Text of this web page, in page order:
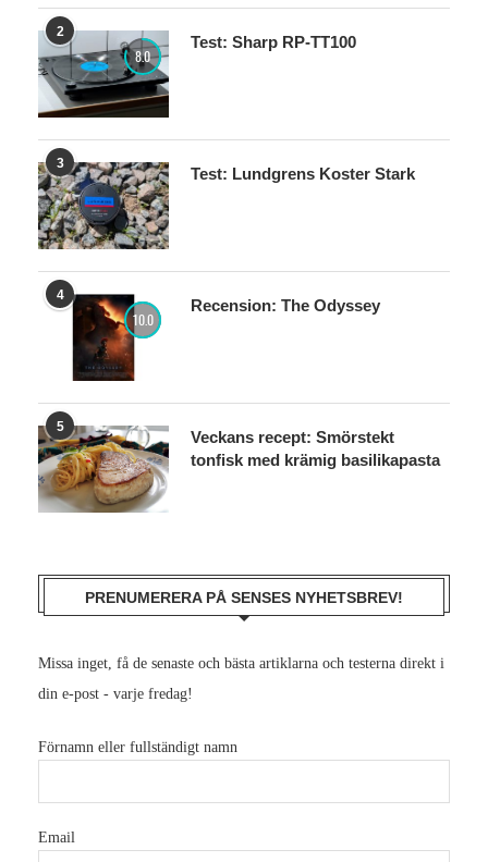
2
8.0
Test: Sharp RP-TT100
3
Test: Lundgrens Koster Stark
4
10.0
Recension: The Odyssey
5
Veckans recept: Smörstekt
tonfisk med krämig basilikapasta
PRENUMERERA PÅ SENSES NYHETSBREV!
Missa inget, få de senaste och bästa artiklarna och testerna direkt i
din e-post - varje fredag!
Förnamn eller fullständigt namn
Email